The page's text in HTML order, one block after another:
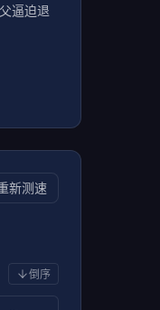
逼迫退
新测速
倒序